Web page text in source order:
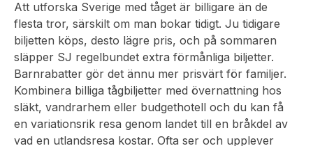
Att utforska Sverige med tåget är billigare än de
flesta tror, särskilt om man bokar tidigt. Ju tidigare
biljetten köps, desto lägre pris, och på sommaren
släpper SJ regelbundet extra förmånliga biljetter.
Barnrabatter gör det ännu mer prisvärt för familjer.
Kombinera billiga tågbiljetter med övernattning hos
släkt, vandrarhem eller budgethotell och du kan få
en variationsrik resa genom landet till en bråkdel av
vad en utlandsresa kostar. Ofta ser och upplever